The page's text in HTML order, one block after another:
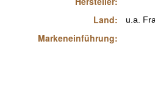
Land:
Markeneinführung:
u.a.